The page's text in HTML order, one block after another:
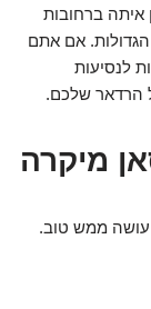
איתה ברחובות
הגדולות. אם אתם
לנסיעות
הרדאר שלכם.
מיקרה
עושה ממש טוב.